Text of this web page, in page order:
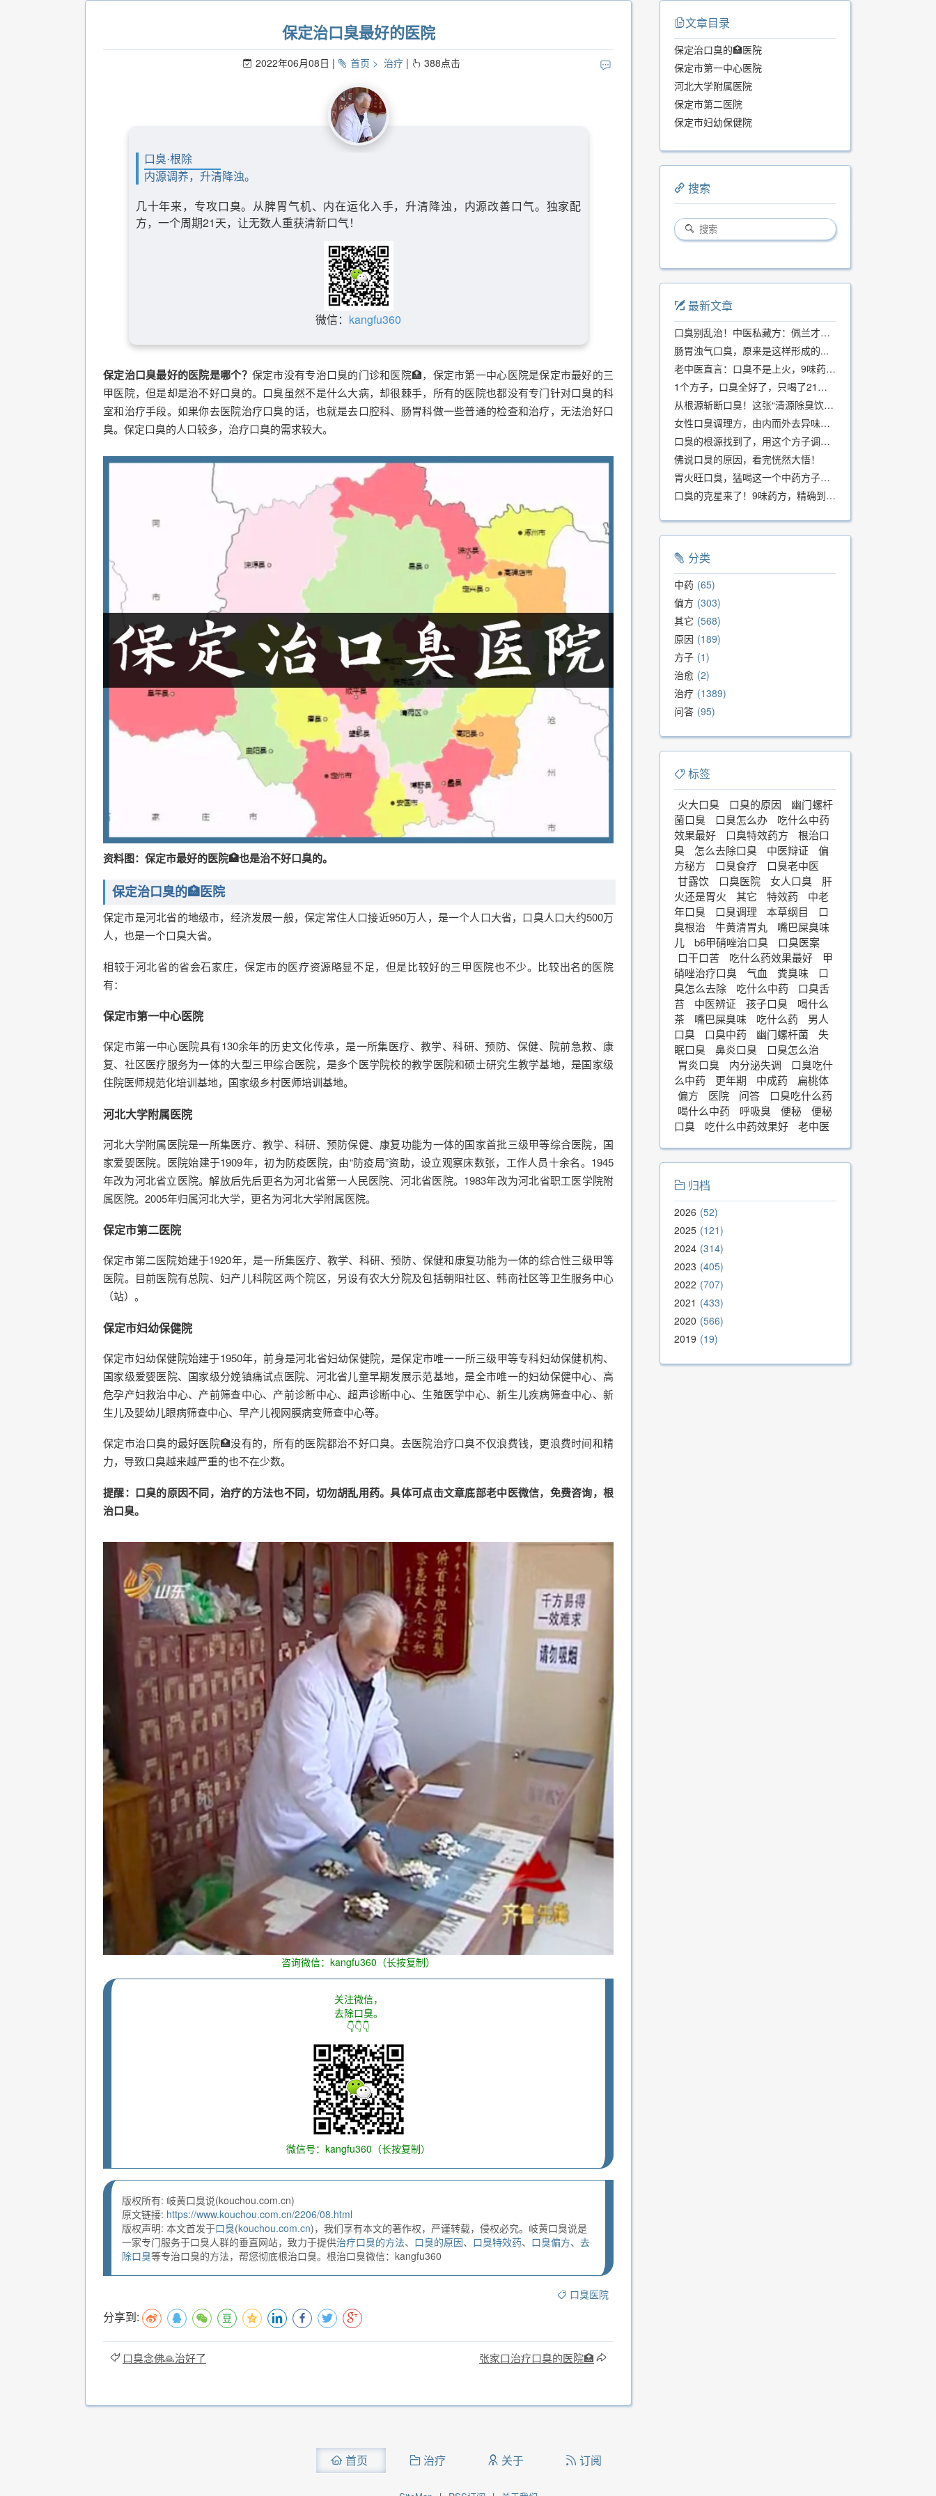
保定治口臭最好的医院
2022年06月08日 首页 治疗 388点击
口臭·根除
内源调养，升清降浊。
几十年来，专攻口臭。从脾胃气机、内在运化入手，升清降浊，内源改善口气。独家配
方，一个周期21天，让无数人重获清新口气！
微信： kangfu360
保定治口臭最好的医院是哪个？ 保定市没有专治口臭的门诊和医院🏥，保定市第一中心医院是保定市最好的三
甲医院，但是却是治不好口臭的。口臭虽然不是什么大病，却很棘手，所有的医院也都没有专门针对口臭的科
室和治疗手段。如果你去医院治疗口臭的话，也就是去口腔科、肠胃科做一些普通的检查和治疗，无法治好口
臭。保定口臭的人口较多，治疗口臭的需求较大。
资料图：保定市最好的医院🏥也是治不好口臭的。
保定治口臭的🏥医院
保定市是河北省的地级市，经济发展一般，保定常住人口接近950万人，是一个人口大省，口臭人口大约500万
人，也是一个口臭大省。
相较于河北省的省会石家庄，保定市的医疗资源略显不足，但是比较好的三甲医院也不少。比较出名的医院
有：
保定市第一中心医院
保定市第一中心医院具有130余年的历史文化传承，是一所集医疗、教学、科研、预防、保健、院前急救、康
复、社区医疗服务为一体的大型三甲综合医院，是多个医学院校的教学医院和硕士研究生教学基地，是国家级
住院医师规范化培训基地，国家级乡村医师培训基地。
河北大学附属医院
河北大学附属医院是一所集医疗、教学、科研、预防保健、康复功能为一体的国家首批三级甲等综合医院，国
家爱婴医院。医院始建于1909年，初为防疫医院，由“防疫局”资助，设立观察床数张，工作人员十余名。1945
年改为河北省立医院。解放后先后更名为河北省第一人民医院、河北省医院。1983年改为河北省职工医学院附
属医院。2005年归属河北大学，更名为河北大学附属医院。
保定市第二医院
保定市第二医院始建于1920年，是一所集医疗、教学、科研、预防、保健和康复功能为一体的综合性三级甲等
医院。目前医院有总院、妇产儿科院区两个院区，另设有农大分院及包括朝阳社区、韩南社区等卫生服务中心
（站）。
保定市妇幼保健院
保定市妇幼保健院始建于1950年，前身是河北省妇幼保健院，是保定市唯一一所三级甲等专科妇幼保健机构、
国家级爱婴医院、国家级分娩镇痛试点医院、河北省儿童早期发展示范基地，是全市唯一的妇幼保健中心、高
危孕产妇救治中心、产前筛查中心、产前诊断中心、超声诊断中心、生殖医学中心、新生儿疾病筛查中心、新
生儿及婴幼儿眼病筛查中心、早产儿视网膜病变筛查中心等。
保定市治口臭的最好医院🏥没有的，所有的医院都治不好口臭。去医院治疗口臭不仅浪费钱，更浪费时间和精
力，导致口臭越来越严重的也不在少数。
提醒：口臭的原因不同，治疗的方法也不同，切勿胡乱用药。具体可点击文章底部老中医微信，免费咨询，根
治口臭。
咨询微信：kangfu360（长按复制）
关注微信，
去除口臭。
👇👇👇
微信号：kangfu360（长按复制）
版权所有: 岐黄口臭说(kouchou.com.cn)
原文链接: https://www.kouchou.com.cn/2206/08.html
版权声明: 本文首发于口臭(kouchou.com.cn)，我们享有本文的著作权，严谨转载，侵权必究。岐黄口臭说是
一家专门服务于口臭人群的垂直网站，致力于提供治疗口臭的方法、 口臭的原因、 口臭特效药、 口臭偏方、 去
除口臭等专治口臭的方法，帮您彻底根治口臭。根治口臭微信：kangfu360
口臭医院
分享到:
口臭念佛🙏治好了 张家口治疗口臭的医院🏥
文章目录
保定治口臭的🏥医院
保定市第一中心医院
河北大学附属医院
保定市第二医院
保定市妇幼保健院
搜索
最新文章
口臭别乱治！中医私藏方：佩兰才是口气克星，喝一周就清爽
肠胃浊气口臭，原来是这样形成的...
老中医直言：口臭不是上火，9味药食同源方，21天根除不反复
1个方子，口臭全好了，只喝了21天！
从根源斩断口臭！这张“清源除臭饮”方子，我用了几十年，效果真不错
女性口臭调理方，由内而外去异味，女性体质专用！
口臭的根源找到了，用这个方子调理，21天口吐芬芳！
佛说口臭的原因，看完恍然大悟！
胃火旺口臭，猛喝这一个中药方子就好了！
口臭的克星来了！9味药方，精确到克、药食同源、安全有效，速看！
分类
中药 65
偏方 303
其它 568
原因 189
方子 1
治愈 2
治疗 1389
问答 95
标签
火大口臭 口臭的原因
幽门螺杆
菌口臭
口臭怎么办
吃什么中药
效果最好
口臭特效药方
根治口
臭
怎么去除口臭 中医辩证
偏
方秘方
口臭食疗
口臭老中医
甘露饮
口臭医院 女人口臭
肝
火还是胃火
其它 特效药
中老
年口臭
口臭调理 本草纲目
口
臭根治
牛黄清胃丸
嘴巴屎臭味
儿
b6甲硝唑治口臭
口臭医案
口干口苦
吃什么药效果最好
甲
硝唑治疗口臭
气血 粪臭味
口
臭怎么去除
吃什么中药
口臭舌
苔
中医辨证 孩子口臭
喝什么
茶
嘴巴屎臭味 吃什么药
男人
口臭
口臭中药 幽门螺杆菌
失
眠口臭
鼻炎口臭
口臭怎么治
胃炎口臭
内分泌失调
口臭吃什
么中药
更年期 中成药
扁桃体
偏方
医院 问答
口臭吃什么药
喝什么中药
呼吸臭 便秘
便秘
口臭
吃什么中药效果好 老中医
归档
2026 52
2025 121
2024 314
2023 405
2022 707
2021
433
2020 566
2019 19
首页 治疗 关于 订阅